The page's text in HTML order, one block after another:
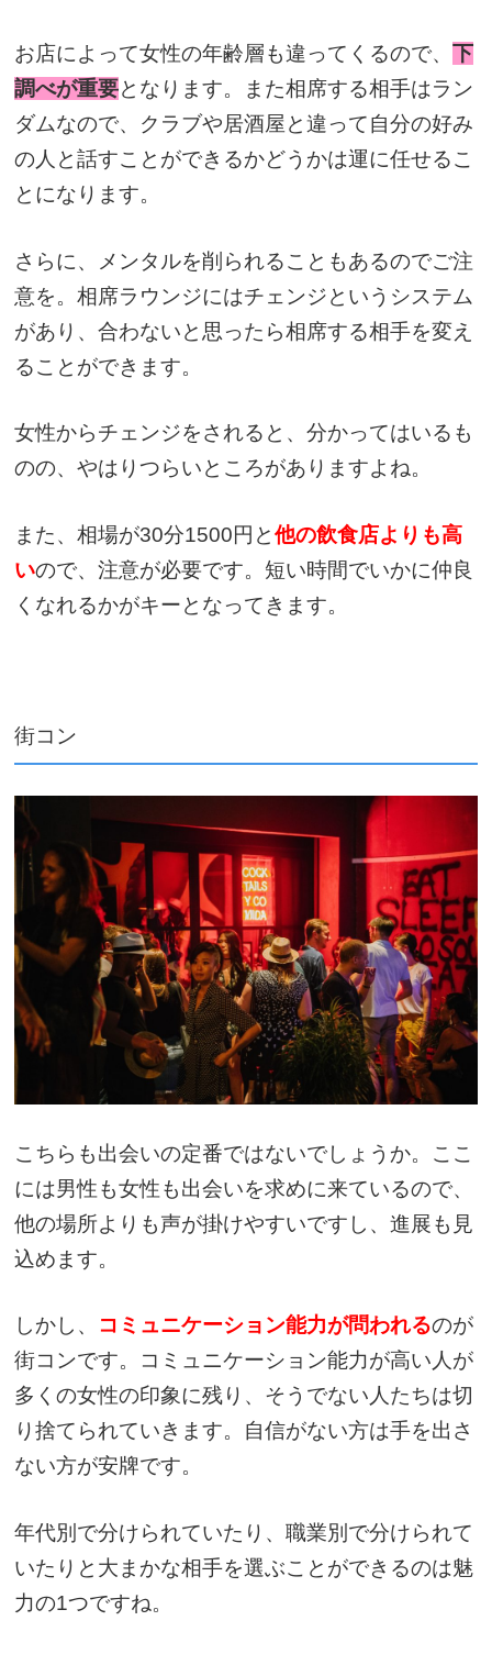
お店によって女性の年齢層も違ってくるので、下
調べが重要となります。また相席する相手はラン
ダムなので、クラブや居酒屋と違って自分の好み
の人と話すことができるかどうかは運に任せるこ
とになります。
さらに、メンタルを削られることもあるのでご注
意を。相席ラウンジにはチェンジというシステム
があり、合わないと思ったら相席する相手を変え
ることができます。
女性からチェンジをされると、分かってはいるも
のの、やはりつらいところがありますよね。
また、相場が30分1500円と他の飲食店よりも高
いので、注意が必要です。短い時間でいかに仲良
くなれるかがキーとなってきます。
街コン
こちらも出会いの定番ではないでしょうか。ここ
には男性も女性も出会いを求めに来ているので、
他の場所よりも声が掛けやすいですし、進展も見
込めます。
しかし、 コミュニケーション能力が問われるのが
街コンです。コミュニケーション能力が高い人が
多くの女性の印象に残り、そうでない人たちは切
り捨てられていきます。自信がない方は手を出さ
ない方が安牌です。
年代別で分けられていたり、職業別で分けられて
いたりと大まかな相手を選ぶことができるのは魅
力の1つですね。